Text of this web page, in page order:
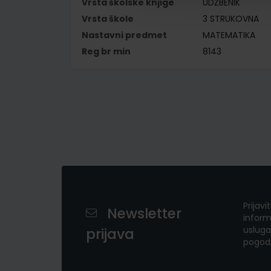
Vrsta školske knjige
UDŽBENIK
Vrsta škole
3 STRUKOVNA
Nastavni predmet
MATEMATIKA
Reg br min
8143
Newsletter
prijava